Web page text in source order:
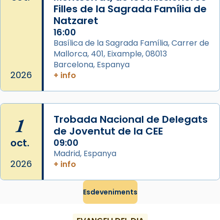
del temple amb les relíquies de les santes.
Des de 1985 hi participa també un grup de
diablesses amb música i ball propis. Festa
gran a Mataró.
«Si vols saber què és calor, ves per les
Santes a Mataró»🥵.
2026
Filles de la Sagrada Família de
Natzaret
16:00
Basílica de la Sagrada Família, Carrer de
Mallorca, 401, Eixample, 08013
Barcelona, Espanya
+ info
1
oct.
2026
Trobada Nacional de Delegats
de Joventut de la CEE
09:00
Madrid, Espanya
+ info
Esdeveniments